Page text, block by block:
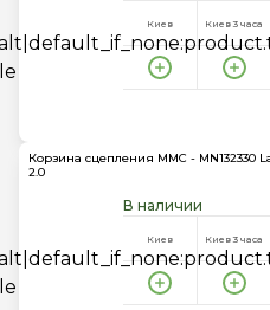
Киев Киев 3 часа
Корзина сцепления MMC - MN132330
2.0
В наличии
Киев Киев 3 часа